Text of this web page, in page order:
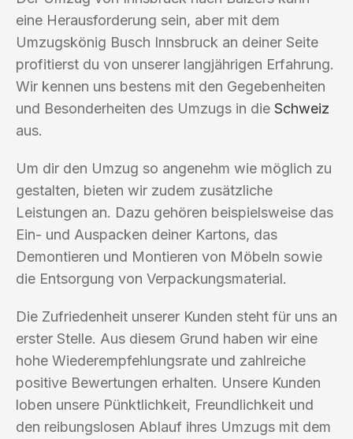
eine Herausforderung sein, aber mit dem
Umzugskönig Busch Innsbruck an deiner Seite
profitierst du von unserer langjährigen Erfahrung.
Wir kennen uns bestens mit den Gegebenheiten
und Besonderheiten des Umzugs in die Schweiz
aus.
Um dir den Umzug so angenehm wie möglich zu
gestalten, bieten wir zudem zusätzliche
Leistungen an. Dazu gehören beispielsweise das
Ein- und Auspacken deiner Kartons, das
Demontieren und Montieren von Möbeln sowie
die Entsorgung von Verpackungsmaterial.
Die Zufriedenheit unserer Kunden steht für uns an
erster Stelle. Aus diesem Grund haben wir eine
hohe Wiederempfehlungsrate und zahlreiche
positive Bewertungen erhalten. Unsere Kunden
loben unsere Pünktlichkeit, Freundlichkeit und
den reibungslosen Ablauf ihres Umzugs mit dem